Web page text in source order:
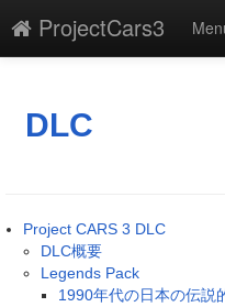
ProjectCars3
添付
最終更新
一覧
DLC
Project CARS 3 DLC
DLC概要
Legends Pack
1990年代の日本の伝説